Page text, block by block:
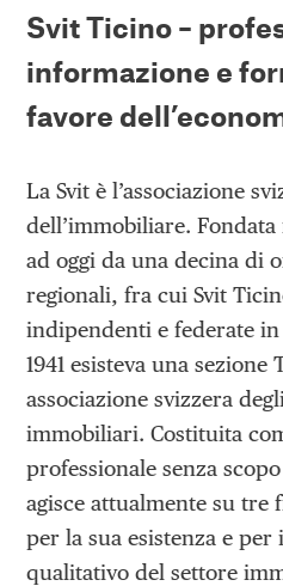
Svit Ticino –
informazione e
favore
La Svit è l’associazione
dell’immobiliare. Fondata
ad oggi da una decina di
regionali, fra cui Svit
indipendenti e federate in
1941 esisteva una sezione
associazione svizzera
immobiliari. Costituita
professionale senza
agisce attualmente su
per la sua esistenza e
qualitativo del settore